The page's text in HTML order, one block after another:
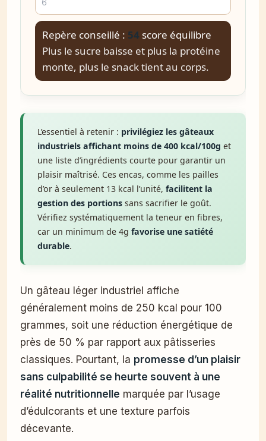
Repère conseillé : 54 score équilibre
Plus le sucre baisse et plus la protéine
monte, plus le snack tient au corps.
L’essentiel à retenir : privilégiez les gâteaux
industriels affichant moins de 400 kcal/100g et
une liste d’ingrédients courte pour garantir un
plaisir maîtrisé. Ces encas, comme les pailles
d’or à seulement 13 kcal l’unité, facilitent la
gestion des portions sans sacrifier le goût.
Vérifiez systématiquement la teneur en fibres,
car un minimum de 4g favorise une satiété
durable.
Un gâteau léger industriel affiche
généralement moins de 250 kcal pour 100
grammes, soit une réduction énergétique de
près de 50 % par rapport aux pâtisseries
classiques. Pourtant, la promesse d’un plaisir
sans culpabilité se heurte souvent à une
réalité nutritionnelle marquée par l’usage
d’édulcorants et une texture parfois
décevante.